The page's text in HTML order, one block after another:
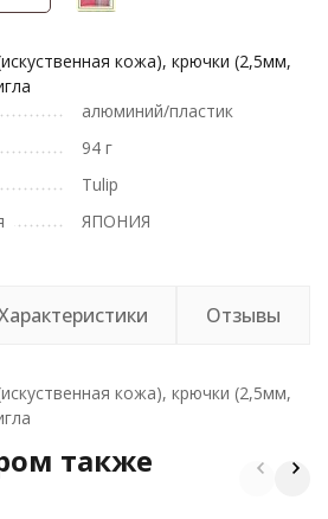
кожа), крючки (2,5мм,
алюминий/пластик
94 г
Tulip
ЯПОНИЯ
Отзывы
кожа), крючки (2,5мм,
также